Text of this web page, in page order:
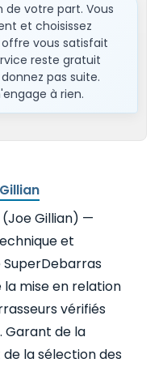
de votre part. Vous
et choisissez
vous satisfait
reste gratuit
pas suite.
à rien.
Gillian) —
et
la mise en relation
vérifiés
Garant de la
la sélection des